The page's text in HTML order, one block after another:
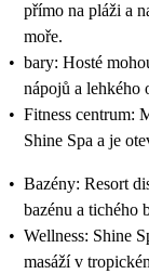
přímo na pláži a
moře.
• bary: Hosté
nápojů a lehkého
• Fitness centrum:
Shine Spa a je
• Bazény: Resort
bazénu a tichého
• Wellness: Shine
masáží v